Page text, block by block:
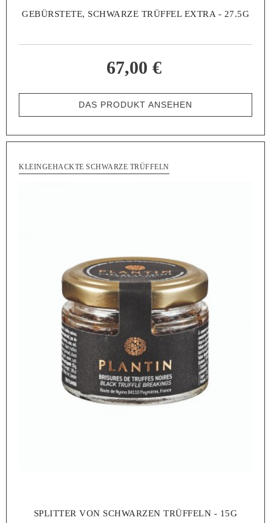
GEBÜRSTETE, SCHWARZE TRÜFFEL EXTRA - 27.5G
67,00 €
DAS PRODUKT ANSEHEN
KLEINGEHACKTE SCHWARZE TRÜFFELN
SPLITTER VON SCHWARZEN TRÜFFELN - 15G